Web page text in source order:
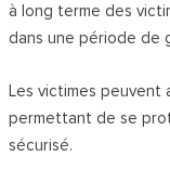
à long terme des
dans une période de
Les victimes peuvent
permettant de se
sécurisé.